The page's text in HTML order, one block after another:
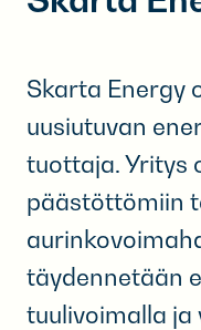
Skarta Energy
uusiutuvan
tuottaja. Yritys
päästöttömiin
täydennetään
tuulivoimalla ja